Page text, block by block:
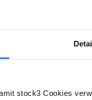
stock3 Cookies